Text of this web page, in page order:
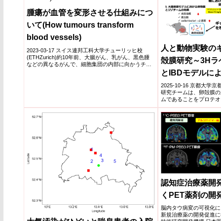
腫瘍が血管を変形させる仕組みにつ
いて(How tumours transform
blood vessels)
2023-03-17 スイス連邦工科大学チューリッヒ校
(ETHZurich)約10年前、大腸がん、乳がん、黒色腫
などの異なるがんで、細胞集団の内部に向かうチャ
人と動物実験の
殻膜研究～3Hラ
とIBDモデルに
ス改善機序の解
2025-10-16 京都大学京
研究チームは、卵殻膜
ムであることをプロテ
臨床試験と...
認知症治療薬開
くPET薬剤の開
脳内タウ病変の可視化
新規治療薬の開発促進